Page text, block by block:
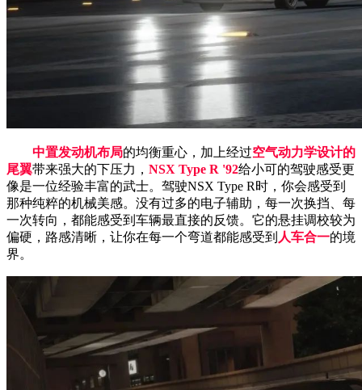
中置发动机布局的均衡重心，加上经过空气动力学设计的
尾翼带来强大的下压力， NSX Type R '92给小可的驾驶感受更
像是一位经验丰富的武士。驾驶NSX Type R时，你会感受到
那种纯粹的机械美感。没有过多的电子辅助，每一次换挡、每
一次转向，都能感受到车辆最直接的反馈。它的悬挂调校较为
偏硬，路感清晰，让你在每一个弯道都能感受到 人车合一的境
界。